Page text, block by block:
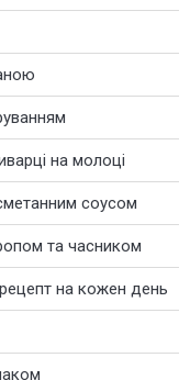
на молоці
соусом
та часником
на кожен день